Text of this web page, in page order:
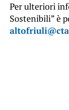
Per ulteriori
Sostenibili” è